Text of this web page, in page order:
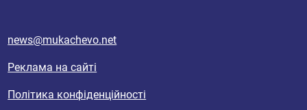
news@mukachevo.net
Реклама на сайті
Політика конфіденційності